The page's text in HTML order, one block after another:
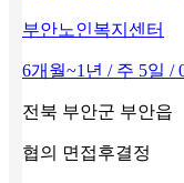
부안노인복지센터
6개월~1년 / 주 5일 /
전북 부안군 부안읍
협의 면접후결정